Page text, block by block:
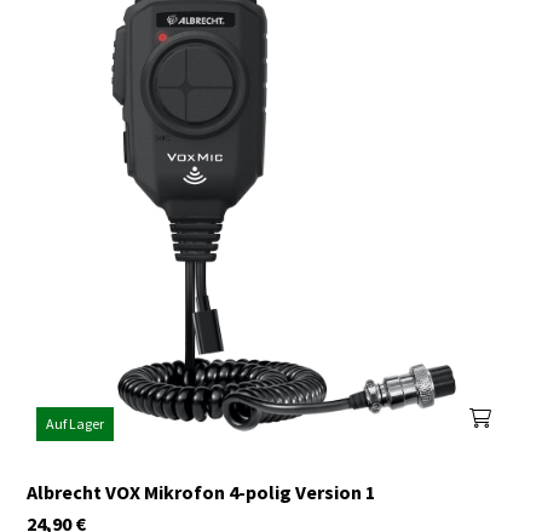
Auf Lager
Albrecht VOX Mikrofon 4-polig Version 1
€
24,90